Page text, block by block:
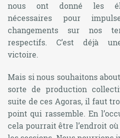
nous ont donné les
nécessaires pour
changements sur nos
respectifs. C’est déjà
victoire.
Mais si nous souhaitons
sorte de production
suite de ces Agoras, il faut
point qui rassemble. En
cela pourrait être l’endroit